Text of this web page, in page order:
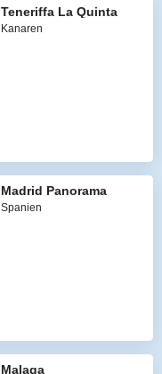
Teneriffa La Quinta
Kanaren
Madrid Panorama
Spanien
Malaga